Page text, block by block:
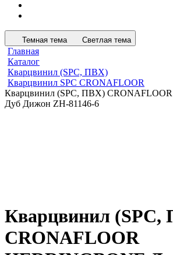
Темная тема Светлая тема
Главная
Каталог
Кварцвинил (SPC, ПВХ)
Кварцвинил SPC CRONAFLOOR
Кварцвинил (SPC, ПВХ)
Дуб Дижон ZH-81146-6
Кварцвинил (SPC,
CRONAFLOOR